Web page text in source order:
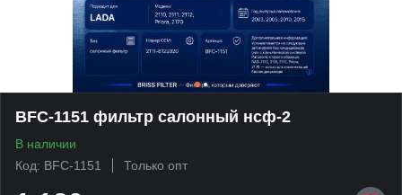
BFC-1151 фильтр салонный нсф-2
В наличии
Код: BFC-1151
Только опт